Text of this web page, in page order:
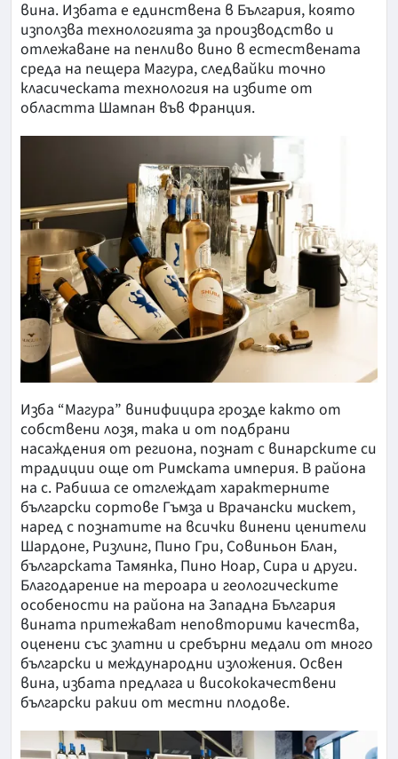
вина. Избата е единствена в България, която
използва технологията за производство и
отлежаване на пенливо вино в естествената
среда на пещера Магура, следвайки точно
класическата технология на избите от
областта Шампан във Франция.
Изба “Магура” винифицира грозде както от
собствени лозя, така и от подбрани
насаждения от региона, познат с винарските си
традиции още от Римската империя. В района
на с. Рабиша се отглеждат характерните
български сортове Гъмза и Врачански мискет,
наред с познатите на всички винени ценители
Шардоне, Ризлинг, Пино Гри, Совиньон Блан,
българската Тамянка, Пино Ноар, Сира и други.
Благодарение на тероара и геологическите
особености на района на Западна България
вината притежават неповторими качества,
оценени със златни и сребърни медали от много
български и международни изложения. Освен
вина, избата предлага и висококачествени
български ракии от местни плодове.